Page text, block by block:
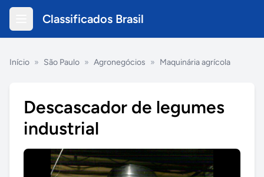
Classificados Brasil
Início » São Paulo » Agronegócios » Maquinária agrícola
Descascador de legumes
industrial